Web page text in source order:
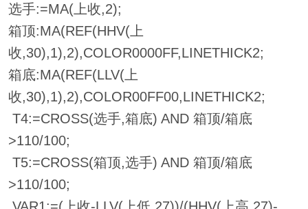
选手:=MA(上收,2);
箱顶:MA(REF(HHV(上
收,30),1),2),COLOR0000FF,LINETHICK2;
箱底:MA(REF(LLV(上
收,30),1),2),COLOR00FF00,LINETHICK2;
T4:=CROSS(选手,箱底) AND 箱顶/箱底
>110/100;
T5:=CROSS(箱顶,选手) AND 箱顶/箱底
>110/100;